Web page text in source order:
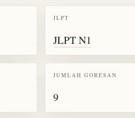
JLPT
JLPT N1
JUMLAH GORESAN
9